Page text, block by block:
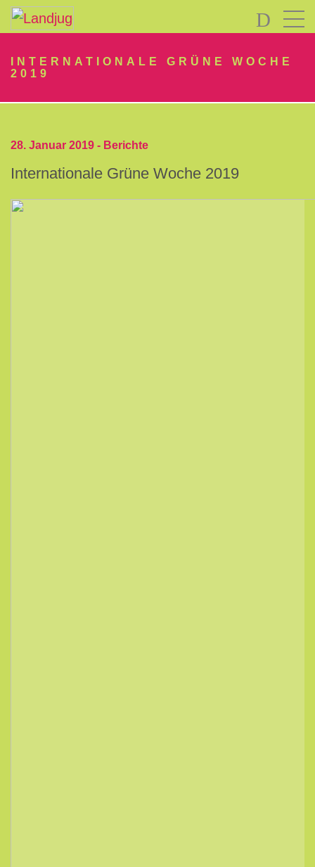
LOGIN
Passwort
-
INTERNATIONALE GRÜNE WOCHE
2019
28. Januar 2019 - Berichte
Internationale Grüne Woche 2019